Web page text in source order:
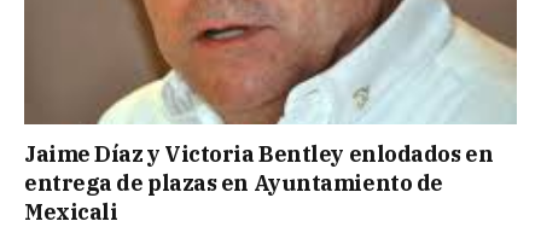
Jaime Díaz y Victoria Bentley enlodados en
entrega de plazas en Ayuntamiento de
Mexicali